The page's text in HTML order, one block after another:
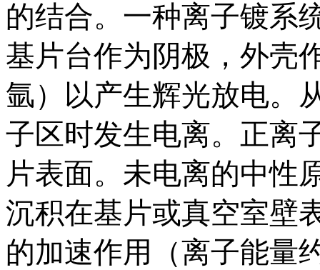
的结合。一种离子镀系
基片台作为阴极，外壳
氩）以产生辉光放电。
子区时发生电离。正离
片表面。未电离的中性
沉积在基片或真空室壁
的加速作用（离子能量